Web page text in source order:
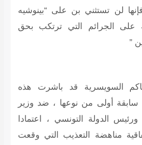
لن تستثني بن على “بينوشيه
على الجرائم التي ترتكب بحق
”
السويسرية قد باشرت هذه
سابقة أولى من نوعها ، ضد وزير
ورئيس الدولة التونسي ، اعتمادا
مناهضة التعذيب التي وقعت